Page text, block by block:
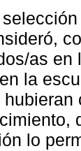
as en
la
lo